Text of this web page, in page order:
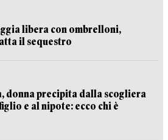
libera con ombrelloni,
il sequestro
donna precipita dalla scogliera
e al nipote: ecco chi è